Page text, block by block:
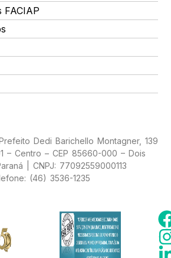
FACIAP
Dedi Barichello Montagner, 139
– Centro – CEP 85660-000 – Dois
| CNPJ: 77092559000113
(46) 3536-1235